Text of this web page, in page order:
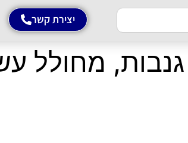
יצירת קשר
מחולל